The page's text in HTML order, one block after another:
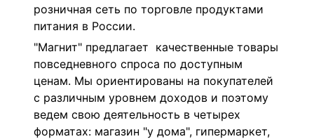
розничная сеть по торговле продуктами
питания в России.
"Магнит" предлагает качественные товары
повседневного спроса по доступным
ценам. Мы ориентированы на покупателей
с различным уровнем доходов и поэтому
ведем свою деятельность в четырех
форматах: магазин "у дома", гипермаркет,